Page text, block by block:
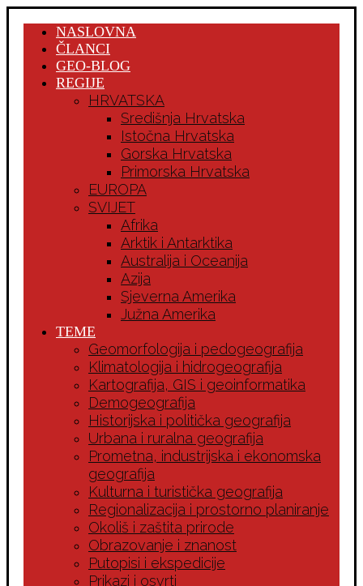
NASLOVNA
ČLANCI
GEO-BLOG
REGIJE
HRVATSKA
Središnja Hrvatska
Istočna Hrvatska
Gorska Hrvatska
Primorska Hrvatska
EUROPA
SVIJET
Afrika
Arktik i Antarktika
Australija i Oceanija
Azija
Sjeverna Amerika
Južna Amerika
TEME
Geomorfologija i pedogeografija
Klimatologija i hidrogeografija
Kartografija, GIS i geoinformatika
Demogeografija
Historijska i politička geografija
Urbana i ruralna geografija
Prometna, industrijska i ekonomska
geografija
Kulturna i turistička geografija
Regionalizacija i prostorno planiranje
Okoliš i zaštita prirode
Obrazovanje i znanost
Putopisi i ekspedicije
Prikazi i osvrti